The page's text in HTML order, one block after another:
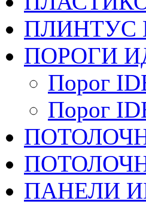
ПЛИНТУС
ПОРОГИ
Порог
Порог
ПАНЕЛИ